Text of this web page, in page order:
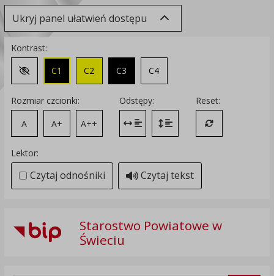
Ukryj panel ułatwień dostępu
Kontrast:
Zmień kontrast na domyślny
C1 C2 C3 C4
Rozmiar czcionki:
A
A+ A++
Odstępy:
Zmień odstęp między literami
Zmień interlinię i margines
Reset:
Przywróć
Lektor:
Czytaj odnośniki Czytaj tekst
Starostwo Powiatowe w
Świeciu